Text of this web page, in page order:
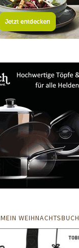
MEIN WEIHNACHTSBUCH